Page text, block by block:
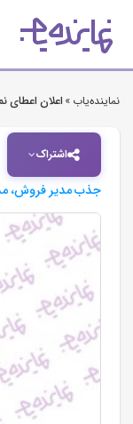
نماینده‌یاب » اعلان اعطای
اشتراک
جذب مدیر فروش،